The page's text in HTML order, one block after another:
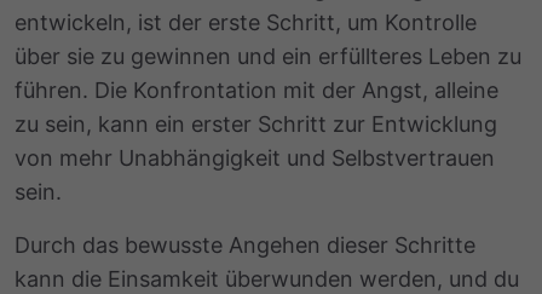
entwickeln, ist der erste Schritt, um Kontrolle
über sie zu gewinnen und ein erfüllteres Leben zu
führen. Die Konfrontation mit der Angst, alleine
zu sein, kann ein erster Schritt zur Entwicklung
von mehr Unabhängigkeit und Selbstvertrauen
sein.
Durch das bewusste Angehen dieser Schritte
kann die Einsamkeit überwunden werden, und du